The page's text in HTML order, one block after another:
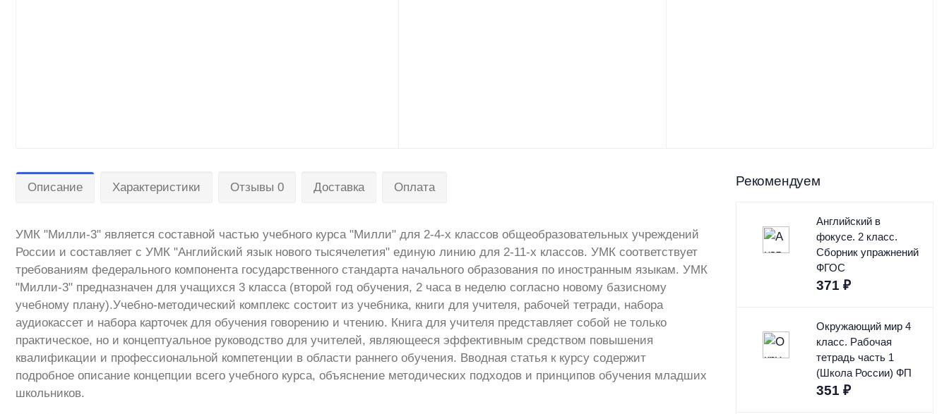
Описание Характеристики Отзывы 0 Доставка Оплата
УМК "Милли-3" является составной частью учебного курса "Милли" для 2-4-х классов общеобразовательных учреждений
России и составляет с УМК "Английский язык нового тысячелетия" единую линию для 2-11-х классов. УМК соответствует
требованиям федерального компонента государственного стандарта начального образования по иностранным языкам. УМК
"Милли-3" предназначен для учащихся 3 класса (второй год обучения, 2 часа в неделю согласно новому базисному
учебному плану).Учебно-методический комплекс состоит из учебника, книги для учителя, рабочей тетради, набора
аудиокассет и набора карточек для обучения говорению и чтению. Книга для учителя представляет собой не только
практическое, но и концептуальное руководство для учителей, являющееся эффективным средством повышения
квалификации и профессиональной компетенции в области раннего обучения. Вводная статья к курсу содержит
подробное описание концепции всего учебного курса, объяснение методических подходов и принципов обучения младших
школьников.
Рекомендуем
Английский в
фокусе. 2 класс.
Сборник упражнений
ФГОС
371 ₽
Окружающий мир 4
класс. Рабочая
тетрадь часть 1
(Школа России) ФП
351 ₽